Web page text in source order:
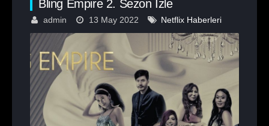
Bling Empire 2. Sezon İzle
admin 13 May 2022 Netflix Haberleri